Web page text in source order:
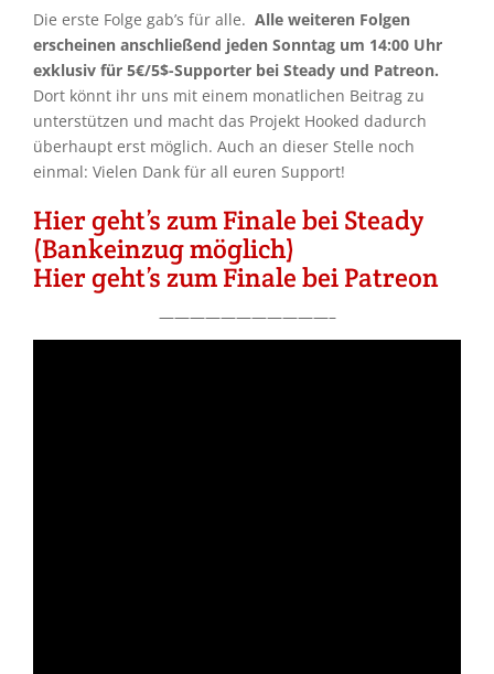
Die erste Folge gab’s für alle. Alle weiteren Folgen
erscheinen anschließend jeden Sonntag um 14:00 Uhr
exklusiv für 5€/5$-Supporter bei Steady und Patreon.
Dort könnt ihr uns mit einem monatlichen Beitrag zu
unterstützen und macht das Projekt Hooked dadurch
überhaupt erst möglich. Auch an dieser Stelle noch
einmal: Vielen Dank für all euren Support!
Hier geht’s zum Finale bei Steady
(Bankeinzug möglich)
Hier geht’s zum Finale bei Patreon
———————————–